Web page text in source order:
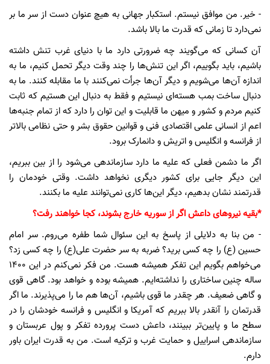
- خیر. من موافق نیستم. استکبار جهانی به هیچ عنوان دست از سر ما بر
نمی‌دارد تا زمانی که قدرت ما بالا باشد.
آن کسانی که می‌گویند چه ضرورتی دارد ما با دنیای غرب تنش داشته
باشیم، باید بگوییم، اگر این تنش‌ها را چند وقت دیگر تحمل کنیم، ما به
اندازه آن‌ها می‌شویم و دیگر آن‌ها جرأت نمی‌کنند با ما مقابله کنند. ما به
دنبال ساخت بمب هسته‌ای نیستیم و فقط به دنبال این هستیم که ثابت
کنیم مردم و کشور و میهن ما قابلیت و این توان را دارد که از تمام جنبه‌ها
اعم از انسانی علمی اقتصادی فنی و قوانین حقوق بشر و حتی نظامی بالاتر
از فرانسه و انگلیس و اتریش و دانمارک برود.
اگر ما دشمن فعلی که علیه ما دارد سازماندهی می‌شود را از بین ببریم،
این دیگر جایی برای کشور دیگری نخواهد داشت. وقتی خودمان را
قدرتمند نشان بدهیم، دیگر این‌ها کاری نمی‌توانند علیه ما بکنند.
*بقیه نیروهای داعش اگر از سوریه خارج بشوند، کجا خواهند رفت؟
- من بنا به دلایلی از پاسخ به این سئوال شما طفره می‌روم. سر امام
حسین (ع) را چه کسی برید؟ ضربه به سر حضرت علی(ع) را چه کسی زد؟
می‌خواهم بگویم این تفکر همیشه هست. من فکر نمی‌کنم در این 1400
ساله چنین ساختاری را نداشته‌ایم. همیشه بوده و خواهد بود. گاهی قوی
و گاهی ضعیف. هر چقدر ما قوی باشیم، آن‌ها هم ما را می‌پذیرند. ما اگر
قدرتمان را آنقدر بالا ببریم که آمریکا و انگلیس و فرانسه خودشان را در
سطح ما و پایین‌تر ببینند، داعش دست پرورده تفکر و پول عربستان و
سازماندهی اسراییل و حمایت غرب و ترکیه است. من به قدرت ایران باور
دارم.